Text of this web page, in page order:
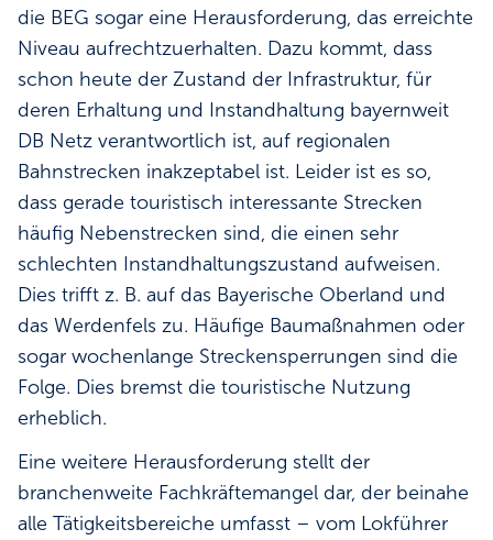
die BEG sogar eine Herausforderung, das erreichte
Niveau aufrechtzuerhalten. Dazu kommt, dass
schon heute der Zustand der Infrastruktur, für
deren Erhaltung und Instandhaltung bayernweit
DB Netz verantwortlich ist, auf regionalen
Bahnstrecken inakzeptabel ist. Leider ist es so,
dass gerade touristisch interessante Strecken
häufig Nebenstrecken sind, die einen sehr
schlechten Instandhaltungszustand aufweisen.
Dies trifft z. B. auf das Bayerische Oberland und
das Werdenfels zu. Häufige Baumaßnahmen oder
sogar wochenlange Streckensperrungen sind die
Folge. Dies bremst die touristische Nutzung
erheblich.
Eine weitere Herausforderung stellt der
branchenweite Fachkräftemangel dar, der beinahe
alle Tätigkeitsbereiche umfasst – vom Lokführer